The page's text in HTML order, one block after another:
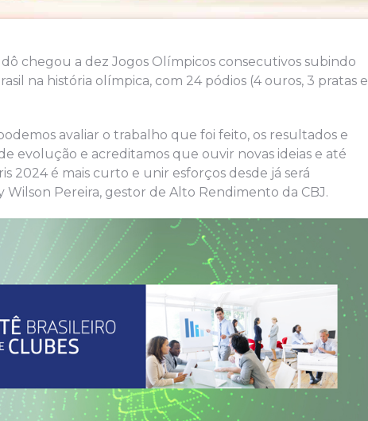
chegou a dez Jogos Olímpicos consecutivos subindo
na história olímpica, com 24 pódios (4 ouros, 3 pratas e
avaliar o trabalho que foi feito, os resultados e
evolução e acreditamos que ouvir novas ideias e até
2024 é mais curto e unir esforços desde já será
Pereira, gestor de Alto Rendimento da CBJ.